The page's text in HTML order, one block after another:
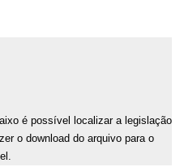
é possível localizar a legislação
o download do arquivo para o